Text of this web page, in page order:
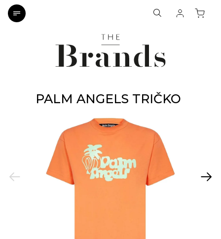
PALM ANGELS TRIČKO
Previous Next